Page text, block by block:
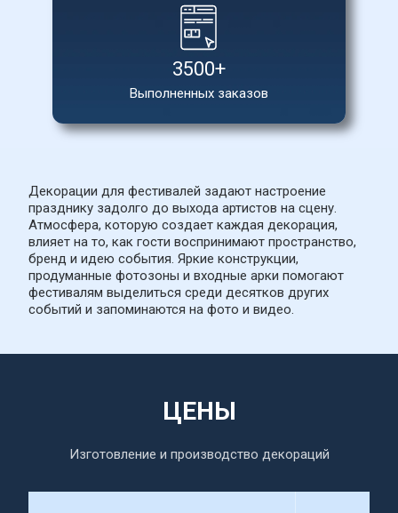
Выполненных заказов
3500+
Декорации для фестивалей задают настроение
празднику задолго до выхода артистов на сцену.
Атмосфера, которую создает каждая декорация,
влияет на то, как гости воспринимают пространство,
бренд и идею события. Яркие конструкции,
продуманные фотозоны и входные арки помогают
фестивалям выделиться среди десятков других
событий и запоминаются на фото и видео.
ЦЕНЫ
Изготовление и производство декораций